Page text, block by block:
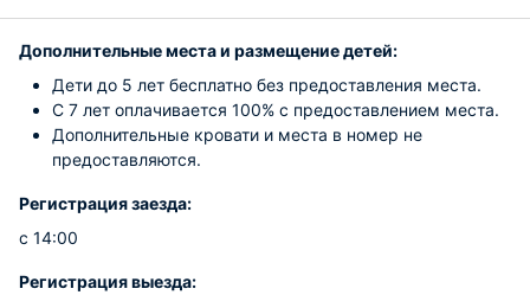
Дополнительные места и размещение детей:
Дети до 5 лет бесплатно без предоставления места.
С 7 лет оплачивается 100% с предоставлением места.
Дополнительные кровати и места в номер не
предоставляются.
Регистрация заезда:
с 14:00
Регистрация выезда: